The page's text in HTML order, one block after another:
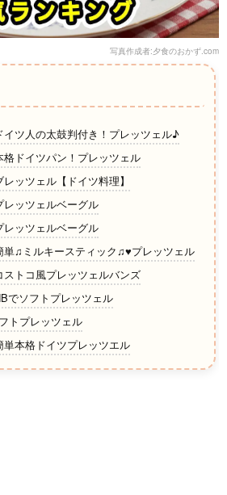
写真作成者:夕食のおかず.com
イツ人の太鼓判付き！プレッツェル♪
ドイツパン！プレッツェル
ッツェル【ドイツ料理】
ッツェルベーグル
ッツェルベーグル
単♫ミルキースティック♫♥プレッツェル
トコ風プレッツェルバンズ
でソフトプレッツェル
トプレッツェル
本格ドイツプレッツエル